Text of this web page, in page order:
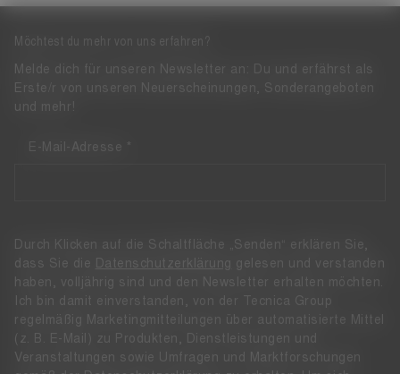
Möchtest du mehr von uns erfahren?
Melde dich für unseren Newsletter an: Du und erfährst als
Erste/r von unseren Neuerscheinungen, Sonderangeboten
und mehr!
E-Mail-Adresse
Durch Klicken auf die Schaltfläche „Senden“ erklären Sie,
dass Sie die Datenschutzerklärung gelesen und verstanden
haben, volljährig sind und den Newsletter erhalten möchten.
Ich bin damit einverstanden, von der Tecnica Group
regelmäßig Marketingmitteilungen über automatisierte Mittel
(z. B. E-Mail) zu Produkten, Dienstleistungen und
Veranstaltungen sowie Umfragen und Marktforschungen